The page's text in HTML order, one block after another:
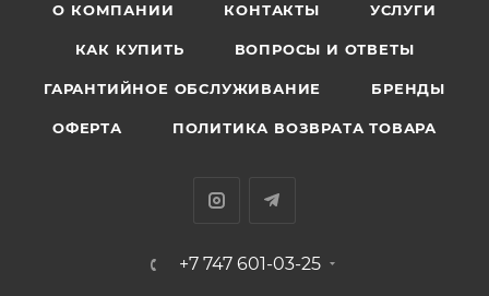
О КОМПАНИИ КОНТАКТЫ УСЛУГИ
КАК КУПИТЬ ВОПРОСЫ И ОТВЕТЫ
ГАРАНТИЙНОЕ ОБСЛУЖИВАНИЕ БРЕНДЫ
ОФЕРТА ПОЛИТИКА ВОЗВРАТА ТОВАРА
+7 747 601-03-25